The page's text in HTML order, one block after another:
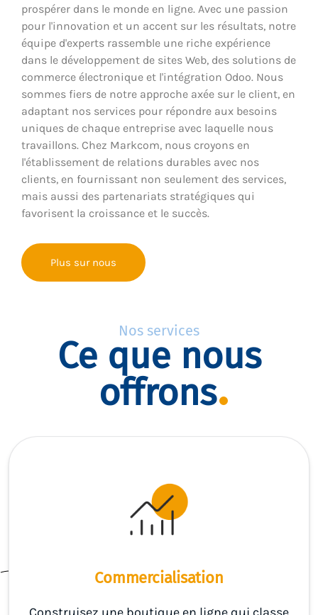
prospérer dans le monde en ligne. Avec une passion
pour l'innovation et un accent sur les résultats, notre
équipe d'experts rassemble une riche expérience
dans le développement de sites Web, des solutions de
commerce électronique et l'intégration Odoo. Nous
sommes fiers de notre approche axée sur le client, en
adaptant nos services pour répondre aux besoins
uniques de chaque entreprise avec laquelle nous
travaillons. Chez Markcom, nous croyons en
l'établissement de relations durables avec nos
clients, en fournissant non seulement des services,
mais aussi des partenariats stratégiques qui
favorisent la croissance et le succès.
Plus sur nous
Nos services
Ce que nous
offrons
Commercialisation
Construisez une boutique en ligne qui classe